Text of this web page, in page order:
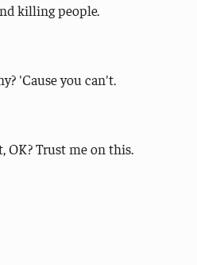
killing people.
'Cause you can't.
OK? Trust me on this.